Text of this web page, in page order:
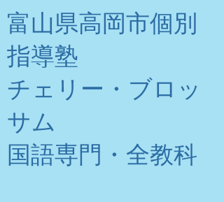
富山県高岡市個別
指導塾
チェリー・ブロッ
サム
​国語専門・全教科